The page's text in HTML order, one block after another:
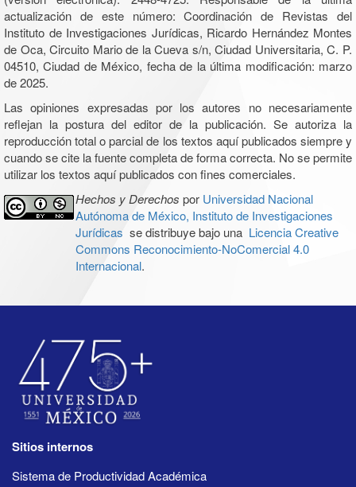
actualización de este número: Coordinación de Revistas del
Instituto de Investigaciones Jurídicas, Ricardo Hernández Montes
de Oca, Circuito Mario de la Cueva s/n, Ciudad Universitaria, C. P.
04510, Ciudad de México, fecha de la última modificación: marzo
de 2025.
Las opiniones expresadas por los autores no necesariamente
reflejan la postura del editor de la publicación. Se autoriza la
reproducción total o parcial de los textos aquí publicados siempre y
cuando se cite la fuente completa de forma correcta. No se permite
utilizar los textos aquí publicados con fines comerciales.
Hechos y Derechos por Universidad Nacional
Autónoma de México, Instituto de Investigaciones
Jurídicas se distribuye bajo una Licencia Creative
Commons Reconocimiento-NoComercial 4.0
Internacional.
Sitios internos
Sistema de Productividad Académica